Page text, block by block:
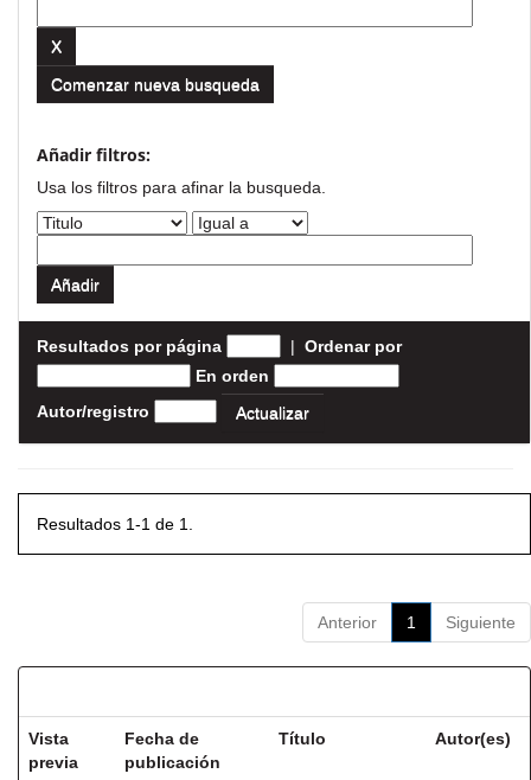
Comenzar nueva busqueda
Añadir filtros:
Usa los filtros para afinar la busqueda.
Resultados por página | Ordenar por
En orden
Autor/registro
Resultados 1-1 de 1.
Anterior 1 Siguiente
Vista
previa
Fecha de
publicación
Título Autor(es)